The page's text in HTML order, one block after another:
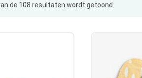
de 108 resultaten wordt getoond